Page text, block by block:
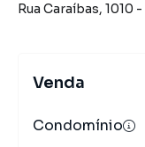
Rua Caraíbas, 1010 -
Venda
Condomínio